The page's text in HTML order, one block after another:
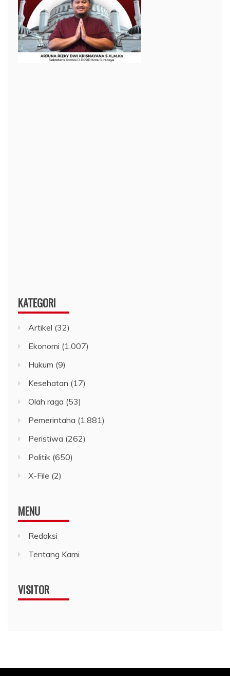
KATEGORI
Artikel (32)
Ekonomi (1,007)
Hukum (9)
Kesehatan (17)
Olah raga (53)
Pemerintaha (1,881)
Peristiwa (262)
Politik (650)
X-File (2)
MENU
Redaksi
Tentang Kami
VISITOR